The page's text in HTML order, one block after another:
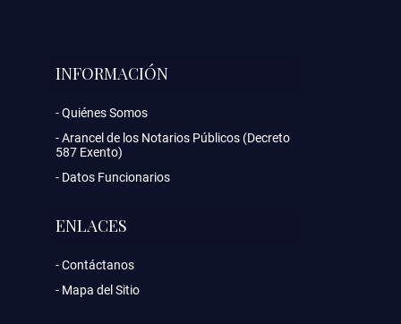
INFORMACIÓN
Quiénes Somos
Arancel de los Notarios Públicos (Decreto
587 Exento)
Datos Funcionarios
ENLACES
Contáctanos
Mapa del Sitio